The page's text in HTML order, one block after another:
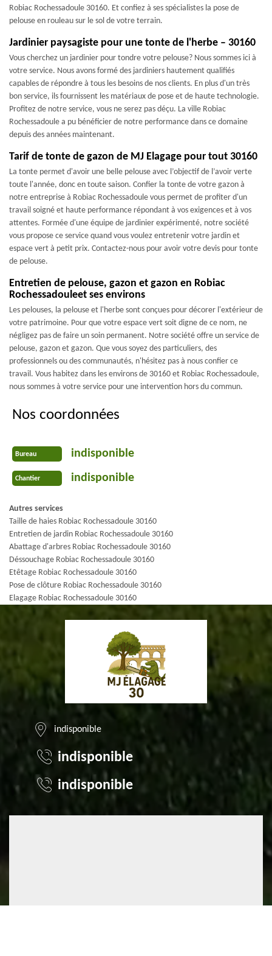
Robiac Rochessadoule 30160. Et confiez à ses spécialistes la pose de
pelouse en rouleau sur le sol de votre terrain.
Jardinier paysagiste pour une tonte de l'herbe – 30160
Vous cherchez un jardinier pour tondre votre pelouse? Nous sommes ici à
votre service. Nous avons formé des jardiniers hautement qualifiés
capables de répondre à tous les besoins de nos clients. En plus d'un très
bon service, ils fournissent les matériaux de pose et de haute technologie.
Profitez de notre service, vous ne serez pas déçu. La ville Robiac
Rochessadoule a pu bénéficier de notre performance dans ce domaine
depuis des années maintenant.
Tarif de tonte de gazon de MJ Elagage pour tout 30160
La tonte permet d'avoir une belle pelouse avec l’objectif de l’avoir verte
toute l'année, donc en toute saison. Confier la tonte de votre gazon à
notre entreprise à Robiac Rochessadoule vous permet de profiter d'un
travail soigné et haute performance répondant à vos exigences et à vos
attentes. Formée d'une équipe de jardinier expérimenté, notre société
vous propose ce service quand vous voulez entretenir votre jardin et
espace vert à petit prix. Contactez-nous pour avoir votre devis pour tonte
de pelouse.
Entretien de pelouse, gazon et gazon en Robiac
Rochessadouleet ses environs
Les pelouses, la pelouse et l'herbe sont conçues pour décorer l'extérieur de
votre patrimoine. Pour que votre espace vert soit digne de ce nom, ne
négligez pas de faire un soin permanent. Notre société offre un service de
pelouse, gazon et gazon. Que vous soyez des particuliers, des
professionnels ou des communautés, n'hésitez pas à nous confier ce
travail. Vous habitez dans les environs de 30160 et Robiac Rochessadoule,
nous sommes à votre service pour une intervention hors du commun.
Nos coordonnées
Bureau indisponible
Chantier indisponible
Autres services
Taille de haies Robiac Rochessadoule 30160
Entretien de jardin Robiac Rochessadoule 30160
Abattage d'arbres Robiac Rochessadoule 30160
Déssouchage Robiac Rochessadoule 30160
Etêtage Robiac Rochessadoule 30160
Pose de clôture Robiac Rochessadoule 30160
Elagage Robiac Rochessadoule 30160
indisponible
indisponible
indisponible